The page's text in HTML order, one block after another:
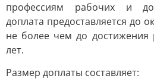
профессиям рабочих и
доплата предоставляется до
не более чем до достижения
лет.
Размер доплаты составляет: